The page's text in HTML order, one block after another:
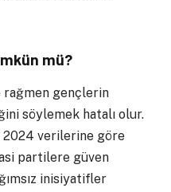
mü?
rağmen gençlerin
söylemek hatalı olur.
verilerine göre
partilere güven
inisiyatifler